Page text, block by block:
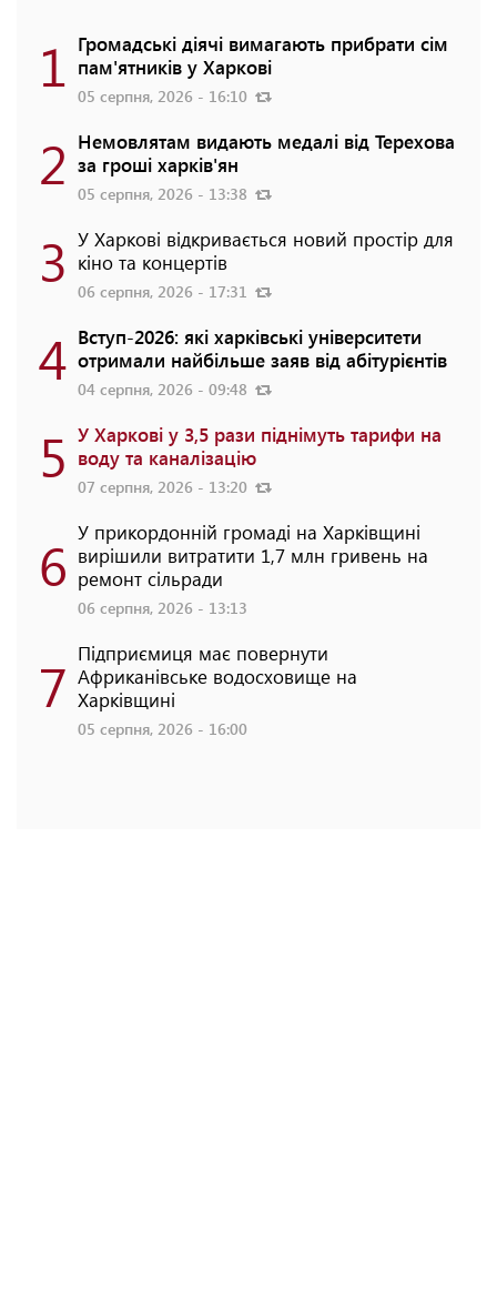
1 Громадські діячі вимагають прибрати сім
пам'ятників у Харкові
05 серпня, 2026 - 16:10
2 Немовлятам видають медалі від Терехова
за гроші харків'ян
05 серпня, 2026 - 13:38
3 У Харкові відкривається новий простір для
кіно та концертів
06 серпня, 2026 - 17:31
4 Вступ-2026: які харківські університети
отримали найбільше заяв від абітурієнтів
04 серпня, 2026 - 09:48
5 У Харкові у 3,5 рази піднімуть тарифи на
воду та каналізацію
07 серпня, 2026 - 13:20
6 У прикордонній громаді на Харківщині
вирішили витратити 1,7 млн гривень на
ремонт сільради
06 серпня, 2026 - 13:13
7 Підприємиця має повернути
Африканівське водосховище на
Харківщині
05 серпня, 2026 - 16:00